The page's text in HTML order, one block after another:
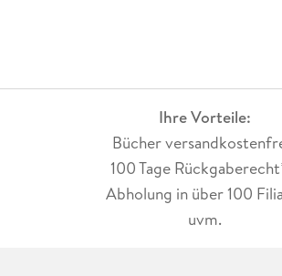
Ihre Vorteile:
Bücher
100 Tage
Abholung in über 100
uvm.